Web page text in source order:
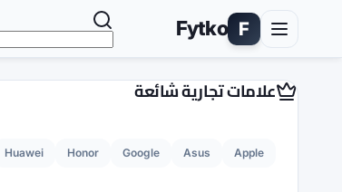
F
Fytko
علامات تجارية شائعة
Apple
Asus
Google
Honor
Huawei